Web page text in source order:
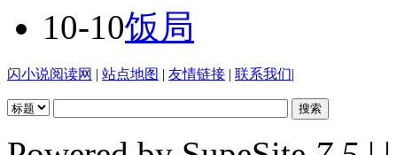
10-10饭局
闪小说阅读网 | 站点地图 | 友情链接 | 联系我们|